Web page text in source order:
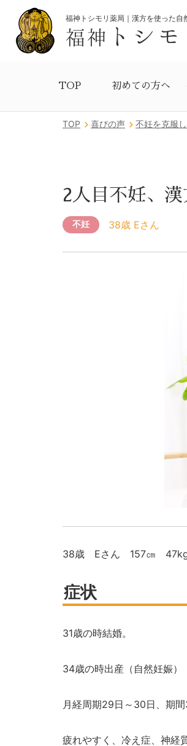
福神トシモリ薬局｜漢方を使った自
福神 トシ
TOP 初めての方へ
TOP 喜びの声 不妊を克服
2人目不妊、
不妊 38歳 Eさん
38歳 Eさん 157㎝
症状
31歳の時結婚。
34歳の時出産（自然妊娠）
月経周期29日～ 30日、期間
疲れやすく、冷え症、神経